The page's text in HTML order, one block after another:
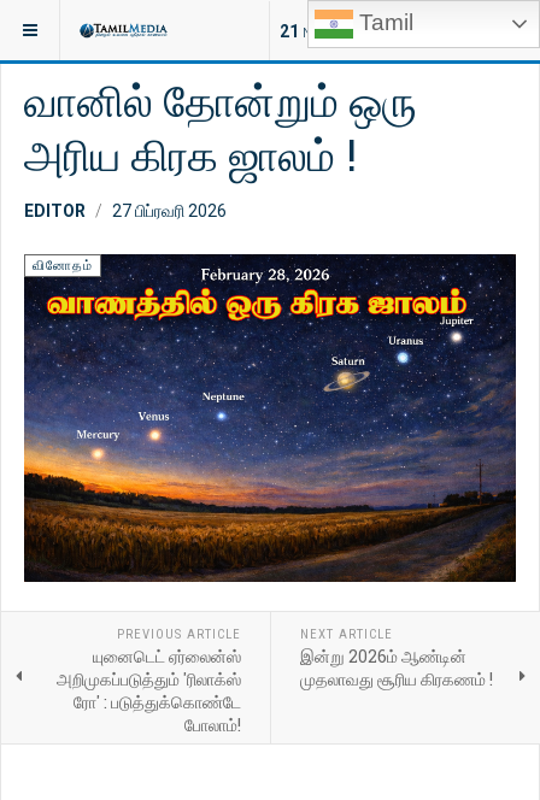
Tamil
21 NEW ARTICLES
இருக்குமிடம்: வாழ்வியல்
வானில் தோன்றும் ஒரு
அரிய கிரக ஜாலம் !
EDITOR 27 பிப்ரவரி 2026
வினோதம்
PREVIOUS ARTICLE
யுனைடெட் ஏர்லைன்ஸ்
அறிமுகப்படுத்தும் 'ரிலாக்ஸ்
ரோ' : படுத்துக்கொண்டே
போலாம்!
NEXT ARTICLE
இன்று 2026ம் ஆண்டின்
முதலாவது சூரிய கிரகணம் !